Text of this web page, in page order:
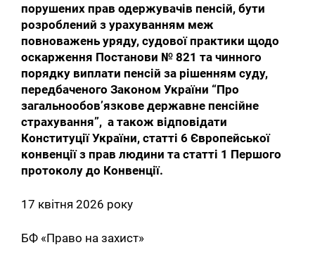
порушених прав одержувачів пенсій, бути
розроблений з урахуванням меж
повноважень уряду, судової практики щодо
оскарження Постанови № 821 та чинного
порядку виплати пенсій за рішенням суду,
передбаченого Законом України “Про
загальнообов’язкове державне пенсійне
страхування”, а також відповідати
Конституції України, статті 6 Європейської
конвенції з прав людини та статті 1 Першого
протоколу до Конвенції.
17 квітня 2026 року
БФ «Право на захист»